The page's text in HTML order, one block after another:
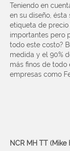
Teniendo en
en su diseño,
etiqueta de
importantes pero
todo este costo?
medida y el 90%
más finos de
empresas como
NCR MH TT